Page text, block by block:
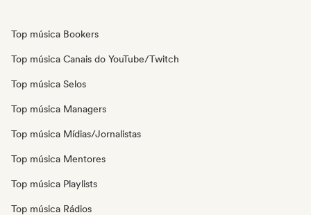
Top música Bookers
Top música Canais do YouTube/Twitch
Top música Selos
Top música Managers
Top música Mídias/Jornalistas
Top música Mentores
Top música Playlists
Top música Rádios